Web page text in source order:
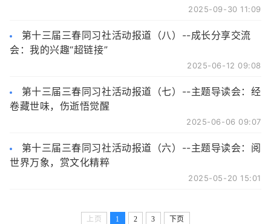
2025-09-30 11:09
第十三届三春同习社活动报道（八）--成长分享交流
会：我的兴趣“超链接”
2025-06-12 09:08
第十三届三春同习社活动报道（七）--主题导读会：经
卷藏世味，伤逝悟觉醒
2025-06-06 09:07
第十三届三春同习社活动报道（六）--主题导读会：阅
世界万象，赏文化精粹
2025-05-20 15:01
上页 1 2 3 下页